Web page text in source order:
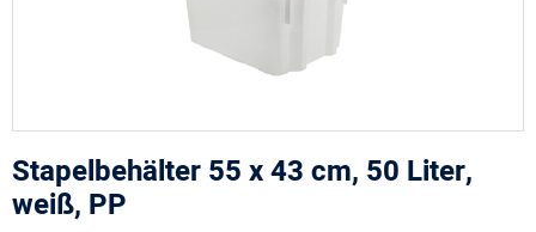
Stapelbehälter 55 x 43 cm, 50 Liter,
weiß, PP